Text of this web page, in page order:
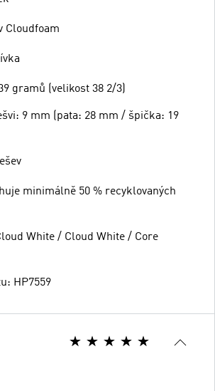
Cloudfoam
gramů (velikost 38 2/3)
9 mm (pata: 28 mm / špička: 19
minimálně 50 % recyklovaných
White / Cloud White / Core
HP7559